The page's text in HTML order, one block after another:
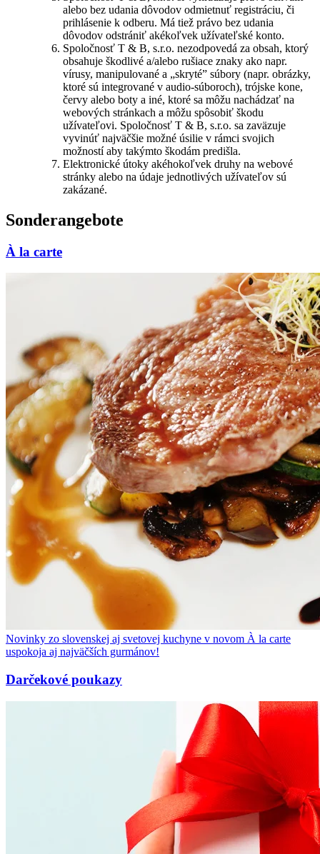
alebo bez udania dôvodov odmietnuť registráciu, či
prihlásenie k odberu. Má tiež právo bez udania
dôvodov odstrániť akékoľvek užívateľské konto.
Spoločnosť T & B, s.r.o. nezodpovedá za obsah, ktorý
obsahuje škodlivé a/alebo rušiace znaky ako napr.
vírusy, manipulované a „skryté” súbory (napr. obrázky,
ktoré sú integrované v audio-súboroch), trójske kone,
červy alebo boty a iné, ktoré sa môžu nachádzať na
webových stránkach a môžu spôsobiť škodu
užívateľovi. Spoločnosť T & B, s.r.o. sa zaväzuje
vyvinúť najväčšie možné úsilie v rámci svojich
možností aby takýmto škodám predišla.
Elektronické útoky akéhokoľvek druhy na webové
stránky alebo na údaje jednotlivých užívateľov sú
zakázané.
Sonderangebote
À la carte
Novinky zo slovenskej aj svetovej kuchyne v novom À la carte
uspokoja aj najväčších gurmánov!
Darčekové poukazy